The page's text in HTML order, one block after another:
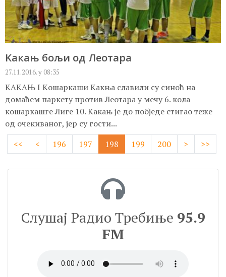
Kакањ бољи од Леотара
27.11.2016. у 08:35
КАКАЊ I Kошаркаши Kакња славили су синоћ на
домаћем паркету против Леотара у мечу 6. кола
кошаркашге Лиге 10. Kакањ је до побједе стигао теже
од очекиваног, јер су гости...
<<
< 196 197 198 199 200 > >>
Слушај Радио Требиње 95.9
FM